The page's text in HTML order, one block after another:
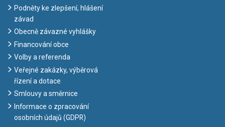
Podněty ke zlepšení, hlášení
závad
Obecně závazné vyhlášky
Financování obce
Volby a referenda
Veřejné zakázky, výběrová
řízení a dotace
Smlouvy a směrnice
Informace o zpracování
osobních údajů (GDPR)